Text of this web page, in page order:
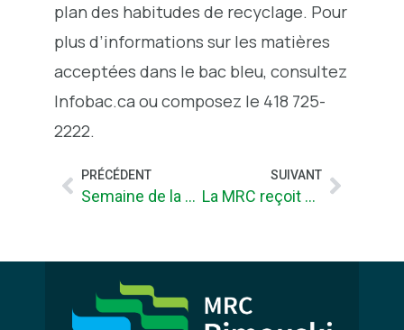
plan des habitudes de recyclage. Pour
plus d’informations sur les matières
acceptées dans le bac bleu, consultez
Infobac.ca ou composez le 418 725-
2222.
PRÉCÉDENT
Semaine de la prévention des incendies 2017
SUIVANT
La MRC reçoit un soutien du MAPAQ pour l’agriculture urbaine